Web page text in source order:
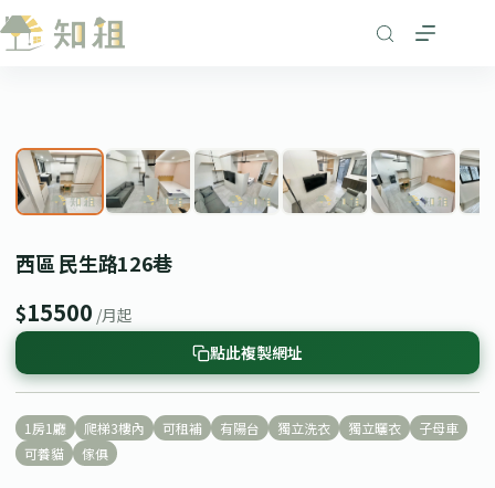
跳
至
西區 民生路126巷
$15500 /月起
點此複製網址
1房1廳 爬梯3樓內 可租補 有陽台 獨立洗衣 獨立曬衣
子母車
可養貓
傢俱